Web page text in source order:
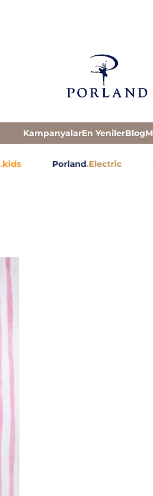
KampanyalarEn YenilerBlog